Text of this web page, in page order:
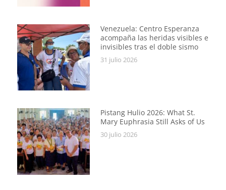
Venezuela: Centro Esperanza
acompaña las heridas visibles e
invisibles tras el doble sismo
31 julio 2026
Pistang Hulio 2026: What St.
Mary Euphrasia Still Asks of Us
30 julio 2026